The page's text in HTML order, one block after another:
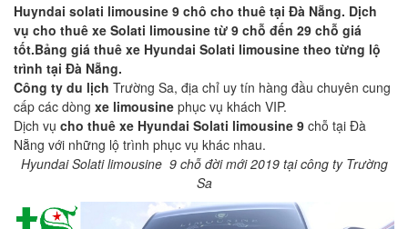
Huyndai solati limousine 9 chô cho thuê tại Đà Nẵng. Dịch
vụ cho thuê xe Solati limousine từ 9 chỗ đến 29 chỗ giá
tốt.Bảng giá thuê xe Hyundai Solati limousine theo từng lộ
trình tại Đà Nẵng.
Công ty du lịch Trường Sa, địa chỉ uy tín hàng đầu chuyên cung
cấp các dòng xe limousine phục vụ khách VIP.
Dịch vụ cho thuê xe Hyundai Solati limousine 9 chỗ tại Đà
Nẵng với những lộ trình phục vụ khác nhau.
Hyundai Solati limousine 9 chỗ đời mới 2019 tại công ty Trường
Sa